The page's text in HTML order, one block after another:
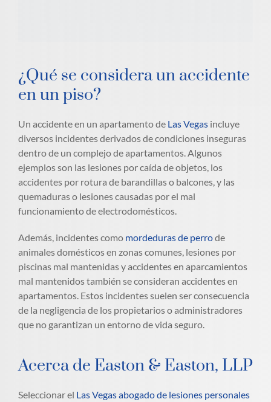
¿Qué se considera un accidente
en un piso?
Un accidente en un apartamento de Las Vegas incluye
diversos incidentes derivados de condiciones inseguras
dentro de un complejo de apartamentos. Algunos
ejemplos son las lesiones por caída de objetos, los
accidentes por rotura de barandillas o balcones, y las
quemaduras o lesiones causadas por el mal
funcionamiento de electrodomésticos.
Además, incidentes como mordeduras de perrode
animales domésticos en zonas comunes, lesiones por
piscinas mal mantenidas y accidentes en aparcamientos
mal mantenidos también se consideran accidentes en
apartamentos. Estos incidentes suelen ser consecuencia
de la negligencia de los propietarios o administradores
que no garantizan un entorno de vida seguro.
Acerca de Easton & Easton, LLP
Seleccionar el Las Vegas abogado de lesiones personales